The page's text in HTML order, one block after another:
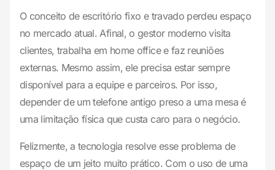
O conceito de escritório fixo e travado perdeu espaço
no mercado atual. Afinal, o gestor moderno visita
clientes, trabalha em home office e faz reuniões
externas. Mesmo assim, ele precisa estar sempre
disponível para a equipe e parceiros. Por isso,
depender de um telefone antigo preso a uma mesa é
uma limitação física que custa caro para o negócio.
Felizmente, a tecnologia resolve esse problema de
espaço de um jeito muito prático. Com o uso de uma